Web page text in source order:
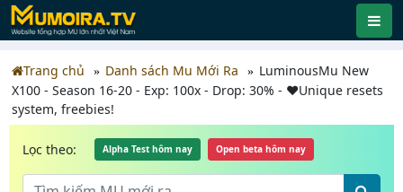
Trang chủ Danh sách Mu Mới Ra
LuminousMu New
X100 - Season 16-20 - Exp: 100x - Drop: 30% - ❤️Unique resets
system, freebies!
Lọc theo: Alpha Test hôm nay Open beta hôm nay